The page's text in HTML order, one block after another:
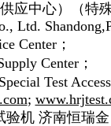
应中心）（特
Ltd.
Center；
Center ；
Test
;
验机 济南恒瑞金